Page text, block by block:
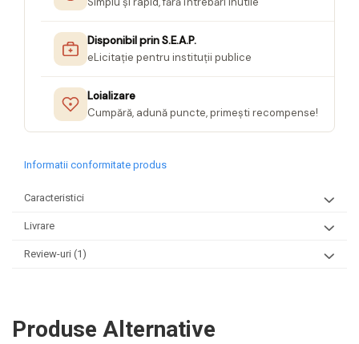
Disponibil prin S.E.A.P.
eLicitație pentru instituții publice
Loializare
Cumpără, adună puncte, primești recompense!
Informatii conformitate produs
Caracteristici
Livrare
Review-uri (1)
Produse Alternative